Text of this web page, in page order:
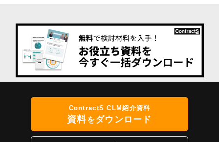
ContractS CLM紹介資料
資料をダウンロード